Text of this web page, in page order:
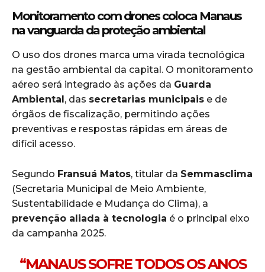
Monitoramento com drones coloca Manaus
na vanguarda da proteção ambiental
O uso dos drones marca uma virada tecnológica
na gestão ambiental da capital. O monitoramento
aéreo será integrado às ações da Guarda
Ambiental , das secretarias municipais e de
órgãos de fiscalização, permitindo ações
preventivas e respostas rápidas em áreas de
difícil acesso.
Segundo Fransuá Matos, titular da Semmasclima
(Secretaria Municipal de Meio Ambiente,
Sustentabilidade e Mudança do Clima), a
prevenção aliada à tecnologia é o principal eixo
da campanha 2025.
“MANAUS SOFRE TODOS OS ANOS